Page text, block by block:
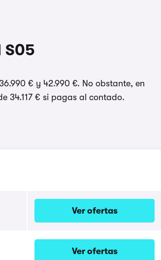
S05
€ y 42.990 €. No obstante, en
34.117 € si pagas al contado.
Ver ofertas
Ver ofertas